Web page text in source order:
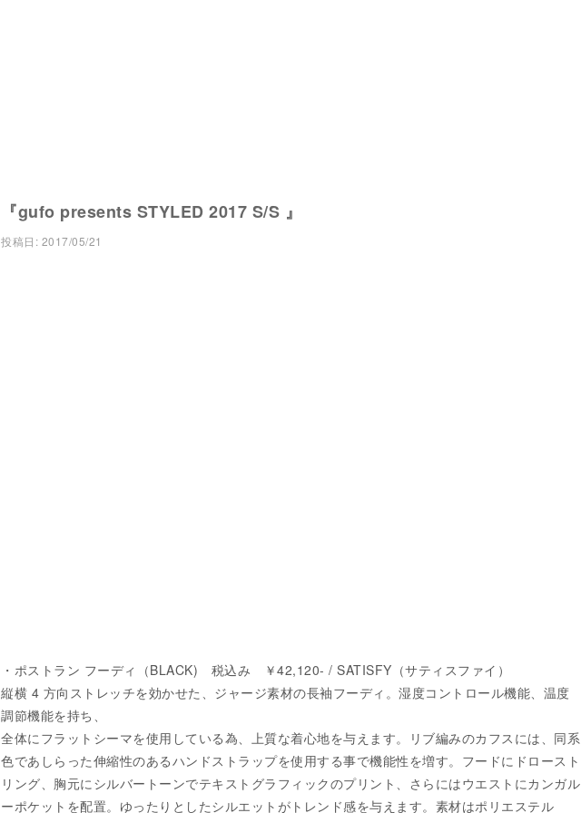
『gufo presents STYLED 2017 S/S 』
投稿日: 2017/05/21
・ポストラン フーディ（BLACK) 税込み ￥42,120- / SATISFY（サティスファイ）
縦横 4 方向ストレッチを効かせた、ジャージ素材の長袖フーディ。湿度コントロール機能、温度
調節機能を持ち、
全体にフラットシーマを使用している為、上質な着心地を与えます。リブ編みのカフスには、同系
色であしらった伸縮性のあるハンドストラップを使用する事で機能性を増す。フードにドロースト
リング、胸元にシルバートーンでテキストグラフィックのプリント、さらにはウエストにカンガル
ーポケットを配置。ゆったりとしたシルエットがトレンド感を与えます。素材はポリエステル